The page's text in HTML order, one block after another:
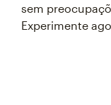
sem
Experimente